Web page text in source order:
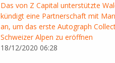
Das von Z Capital unterstützte
kündigt eine Partnerschaft mit
an, um das erste Autograph
Schweizer Alpen zu eröffnen
18/12/2020 06:28